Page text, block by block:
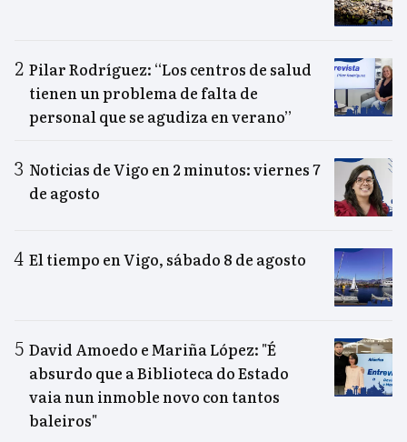
Pilar Rodríguez: “Los centros de salud
tienen un problema de falta de
personal que se agudiza en verano”
Noticias de Vigo en 2 minutos: viernes 7
de agosto
El tiempo en Vigo, sábado 8 de agosto
David Amoedo e Mariña López: "É
absurdo que a Biblioteca do Estado
vaia nun inmoble novo con tantos
baleiros"